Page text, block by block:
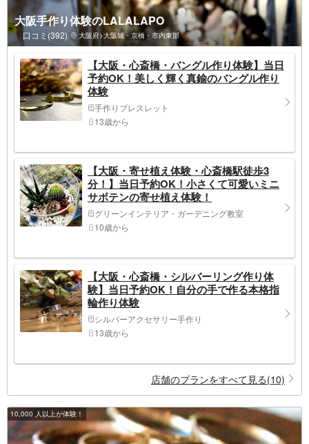
大阪手作り体験のLALALAPO
口コミ(392) 大阪府>大阪城・京橋・市内東部
【大阪・心斎橋・バングル作り体験】当日
予約OK！美しく輝く真鍮のバングル作り
体験
手作りブレスレット
13歳から
【大阪・寄せ植え体験・心斎橋駅徒歩3
分！】当日予約OK！小さくて可愛いミニ
サボテンの寄せ植え体験！
グリーンインテリア・ガーデニング教室
10歳から
【大阪・心斎橋・シルバーリング作り体
験】当日予約OK！自分の手で作る本格指
輪作り体験
シルバーアクセサリー手作り
13歳から
店舗のプランをすべて見る(10)
10,000 人以上が体験！